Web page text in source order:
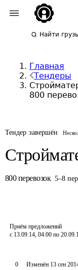
Найти
Главная
Тендеры
800
Тендер завершён
800 перевозок 5–8
Приём предложений
с 13.09.14, 04:00 по
0 Изменён 13 сен